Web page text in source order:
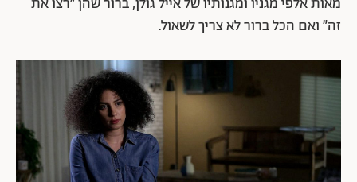
זה״ ואם הכל ברור לא צריך לשאול.